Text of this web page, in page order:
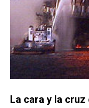
La cara y la